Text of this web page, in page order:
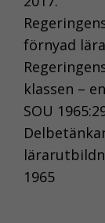
förnyad
klassen –
SOU
1965